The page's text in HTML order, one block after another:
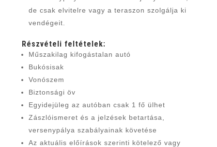
de csak elvitelre vagy a teraszon szolgálja ki
vendégeit.
Részvételi feltételek:
Műszakilag kifogástalan autó
Bukósisak
Vonószem
Biztonsági öv
Egyidejüleg az autóban csak 1 fő ülhet
Zászlóismeret és a jelzések betartása,
versenypálya szabályainak követése
Az aktuális előírások szerinti kötelező vagy